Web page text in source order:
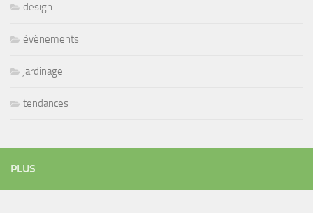
design
évènements
jardinage
tendances
PLUS